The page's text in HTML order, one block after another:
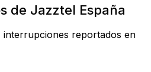
de Jazztel España
interrupciones reportados en